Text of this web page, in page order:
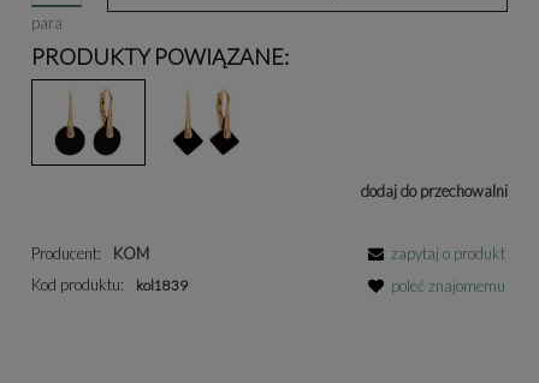
para
PRODUKTY POWIĄZANE:
dodaj do przechowalni
Producent:
KOM
Kod produktu:
kol1839
zapytaj o produkt
poleć znajomemu